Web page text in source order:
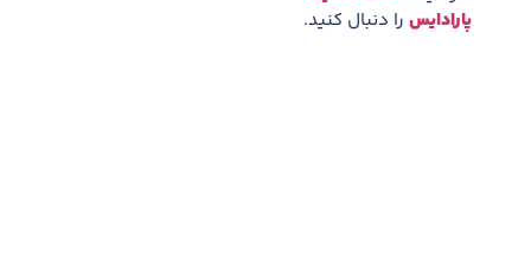
پارادایس را دنبال کنید.